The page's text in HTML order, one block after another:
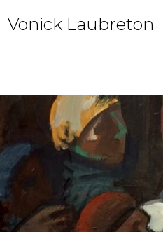
Vonick Laubreton